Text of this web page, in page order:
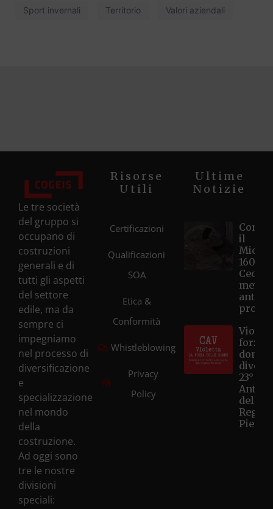
Sport invernali Territorio Valori aziendali
Le tre società
del gruppo si
occupano di
costruzioni
generali e di
tutti gli aspetti
del settore
edile, ma da
sempre ci
impegniamo
nel processo di
diversificazione
e
specializzazione
nel mondo
della
costruzione.
Ad oggi sono
tre le nostre
divisioni
speciali:
Risorse
Utili
Certificazioni
Qualificazioni
SOA
Etica &
Conformità
Whistleblowing
Privacy
Policy
Ultime
Notizie
il
1600 di
metri,
forza
donne
23°
della